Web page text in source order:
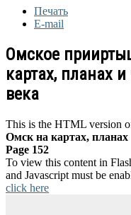
Печать
E-mail
Омское
картах, планах
века
This is the HTML version
Омск на картах, планах
Page 152
To view this content in
and Javascript must be
click here